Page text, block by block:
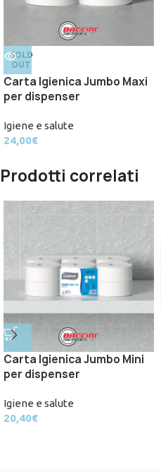
SOLD
OUT
Carta Igienica Jumbo Maxi
per dispenser
Igiene e salute
24,00€
Prodotti correlati
Carta Igienica Jumbo Mini
per dispenser
Igiene e salute
20,40€